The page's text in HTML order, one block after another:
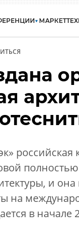
МАРКЕТ
и
на
в начале